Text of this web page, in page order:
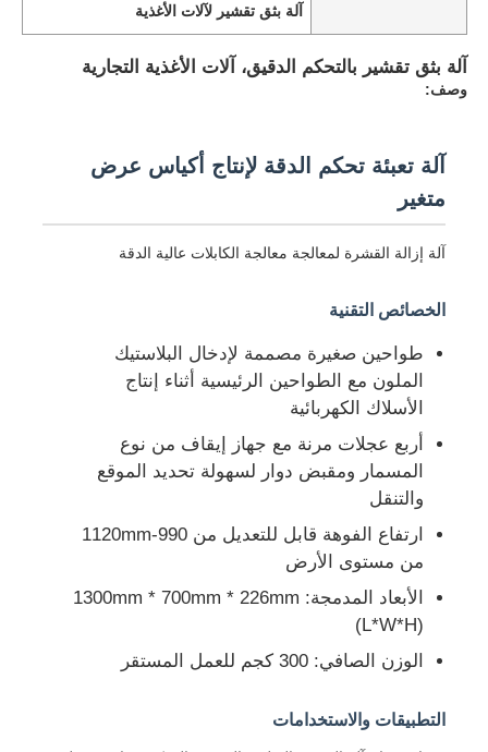
منزل
المنتجات
حول بنا
آلة بثق تقشير لآلات الأغذية
آلة بثق تقشير بالتحكم الدقيق، آلات الأغذية التجارية
وصف:
آلة تعبئة تحكم الدقة لإنتاج أكياس عرض
متغير
آلة إزالة القشرة لمعالجة معالجة الكابلات عالية الدقة
الخصائص التقنية
طواحين صغيرة مصممة لإدخال البلاستيك
الملون مع الطواحين الرئيسية أثناء إنتاج
الأسلاك الكهربائية
أربع عجلات مرنة مع جهاز إيقاف من نوع
المسمار ومقبض دوار لسهولة تحديد الموقع
والتنقل
ارتفاع الفوهة قابل للتعديل من 990-1120mm
من مستوى الأرض
الأبعاد المدمجة: 1300mm * 700mm * 226mm
(L*W*H)
الوزن الصافي: 300 كجم للعمل المستقر
التطبيقات والاستخدامات